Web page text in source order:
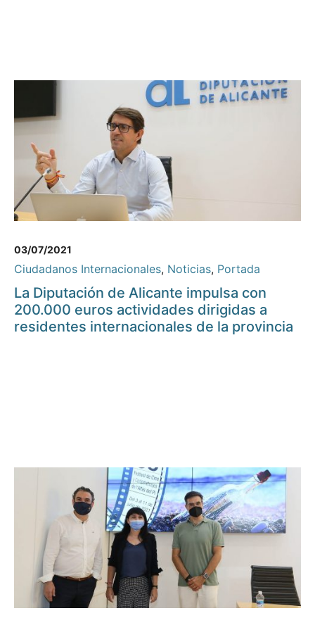
03/07/2021
Ciudadanos Internacionales, Noticias, Portada
La Diputación de Alicante impulsa con
200.000 euros actividades dirigidas a
residentes internacionales de la provincia